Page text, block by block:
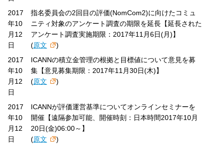
2017
年10
月12
日
指名委員会の2回目の評価(NomCom2)に向けたコミュ
ニティ対象のアンケート調査の期限を延長【延長された
アンケート調査実施期限：2017年11月6日(月)】
(原文
)
2017
年10
月12
日
ICANNの積立金管理の根拠と目標値について意見を募
集【意見募集期限：2017年11月30日(木)】
(原文 )
2017
年10
月12
日
ICANNが評価運営基準についてオンラインセミナーを
開催【遠隔参加可能、開催時刻：日本時間2017年10月
20日(金)06:00～】
(原文
)